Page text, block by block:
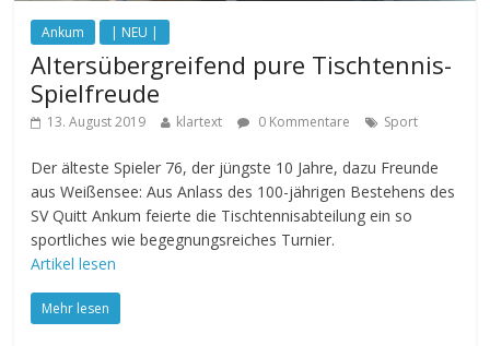
Ankum | NEU |
Altersübergreifend pure Tischtennis-
Spielfreude
13. August 2019 klartext 0 Kommentare Sport
Der älteste Spieler 76, der jüngste 10 Jahre, dazu Freunde
aus Weißensee: Aus Anlass des 100-jährigen Bestehens des
SV Quitt Ankum feierte die Tischtennisabteilung ein so
sportliches wie begegnungsreiches Turnier.
Artikel lesen
Mehr lesen